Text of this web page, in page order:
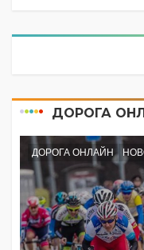
ДОРОГА
ДОРОГА ОНЛАЙН